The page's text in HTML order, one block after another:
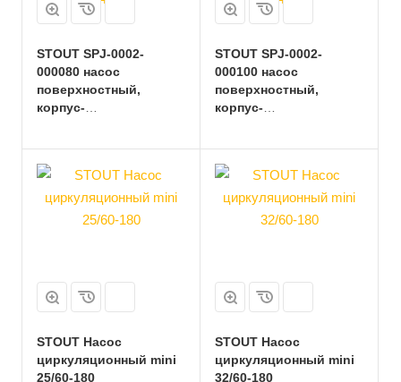
STOUT SPJ-0002-
000080 насос
поверхностный,
корпус-
42м
STOUT SPJ-0002-
000100 насос
поверхностный,
корпус-
47м
STOUT Насос
циркуляционный mini
25/60-180
STOUT Насос
циркуляционный mini
32/60-180